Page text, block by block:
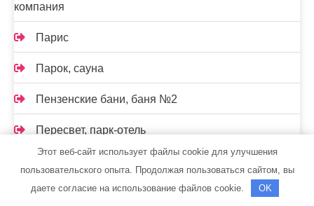
компания
Парис
Парок, сауна
Пензенские бани, баня №2
Пересвет, парк-отель
Перестройка, сауна
Персона Стиль, спортивно-оздоровительный
Этот веб-сайт использует файлы cookie для улучшения
пользовательского опыта. Продолжая пользоваться сайтом, вы
даете согласие на использование файлов cookie.
OK